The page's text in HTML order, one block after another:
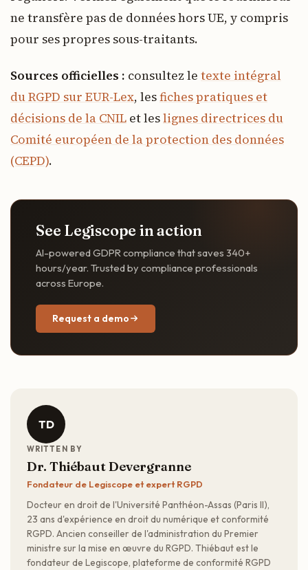
ne transfère pas de données hors UE, y compris
pour ses propres sous-traitants.
Sources officielles : consultez le texte intégral
du RGPD sur EUR-Lex, lesfiches pratiques et
décisions de la CNIL et leslignes directrices du
Comité européen de la protection des données
(CEPD).
See Legiscope in action
AI-powered GDPR compliance that saves 340+
hours/year. Trusted by compliance professionals
across Europe.
Request a demo
TD
WRITTEN BY
Dr. Thiébaut Devergranne
Fondateur de Legiscope et expert RGPD
Docteur en droit de l'Université Panthéon-Assas (Paris II),
23 ans d'expérience en droit du numérique et conformité
RGPD. Ancien conseiller de l'administration du Premier
ministre sur la mise en œuvre du RGPD. Thiébaut est le
fondateur de Legiscope, plateforme de conformité RGPD